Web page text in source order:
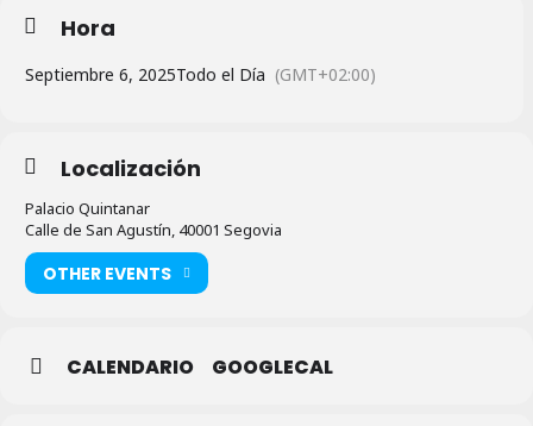
Hora
Septiembre 6, 2025Todo el Día (GMT+02:00)
Localización
Palacio Quintanar
Calle de San Agustín, 40001 Segovia
OTHER EVENTS
CALENDARIO GOOGLECAL